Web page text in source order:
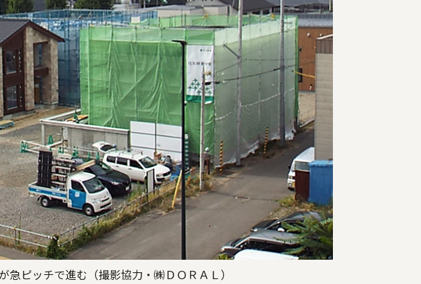
急ピッチで進む（撮影協力・㈱ＤＯＲＡＬ）